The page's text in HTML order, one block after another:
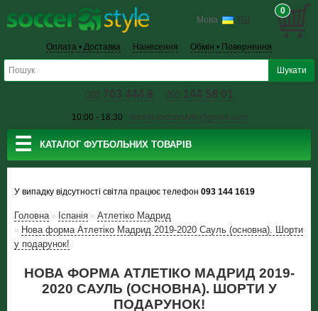
Мова RU
0
Оплата • Доставка Нанесення Обмін • Повернення
098 703 444 8 050 144 58 01
10:00 - 18:30 inform.soccerstyle@gmail.com
☰ КАТАЛОГ ФУТБОЛЬНИХ ТОВАРІВ
У випадку відсутності світла працює телефон 093 144 1619
Головна » Іспанія » Атлетіко Мадрид
» Нова форма Атлетіко Мадрид 2019-2020 Сауль (основна). Шорти
у подарунок!
НОВА ФОРМА АТЛЕТІКО МАДРИД 2019-
2020 САУЛЬ (ОСНОВНА). ШОРТИ У
ПОДАРУНОК!